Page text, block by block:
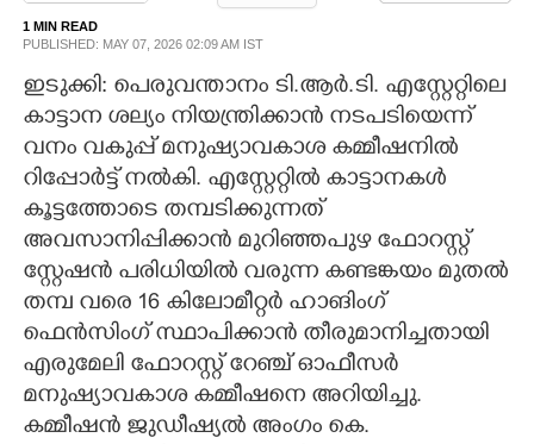
LIFESTYLE
SPIRITUAL
ASTRO
CARTOONS
1 MIN READ
PUBLISHED: MAY 07, 2026 02:09 AM IST
ഇടുക്കി: പെരുവന്താനം ടി.ആർ.ടി. എസ്റ്റേറ്റിലെ
കാട്ടാന ശല്യം നിയന്ത്രിക്കാൻ നടപടിയെന്ന്
വനം വകുപ്പ് മനുഷ്യാവകാശ കമ്മീഷനിൽ
റിപ്പോർട്ട് നൽകി. എസ്റ്റേറ്റിൽ കാട്ടാനകൾ
കൂട്ടത്തോടെ തമ്പടിക്കുന്നത്
അവസാനിപ്പിക്കാൻ മുറിഞ്ഞപുഴ ഫോറസ്റ്റ്
സ്റ്റേഷൻ പരിധിയിൽ വരുന്ന കണ്ടങ്കയം മുതൽ
തമ്പ വരെ 16 കിലോമീറ്റർ ഹാങിംഗ്
ഫെൻസിംഗ് സ്ഥാപിക്കാൻ തീരുമാനിച്ചതായി
എരുമേലി ഫോറസ്റ്റ് റേഞ്ച് ഓഫീസർ
മനുഷ്യാവകാശ കമ്മീഷനെ അറിയിച്ചു.
കമ്മീഷൻ ജുഡീഷ്യൽ അംഗം കെ.